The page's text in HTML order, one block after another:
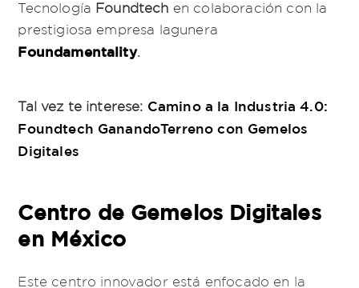
Tecnología Foundtech en colaboración con la
prestigiosa empresa lagunera
Foundamentality.
Tal vez te interese: Camino a la Industria 4.0:
Foundtech GanandoTerreno con Gemelos
Digitales
Centro de Gemelos Digitales
en México
Este centro innovador está enfocado en la